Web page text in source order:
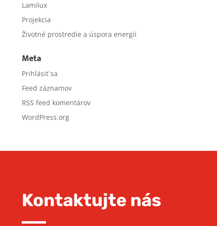
Lamilux
Projekcia
Životné prostredie a úspora energií
Meta
Prihlásiť sa
Feed záznamov
RSS feed komentárov
WordPress.org
Kontaktujte nás